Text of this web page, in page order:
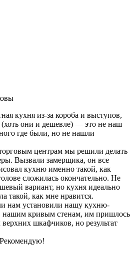
кухня из-за короба и выступов,
они и дешевле) — это не наш
где были, но не нашли
центрам мы решили делать
Вызвали замерщика, он все
кухню именно такой, как
сложилась окончательно. Не
вариант, но кухня идеально
такой, как мне нравится.
нам установили нашу кухню-
нашим кривым стенам, им пришлось
шкафчиков, но результат